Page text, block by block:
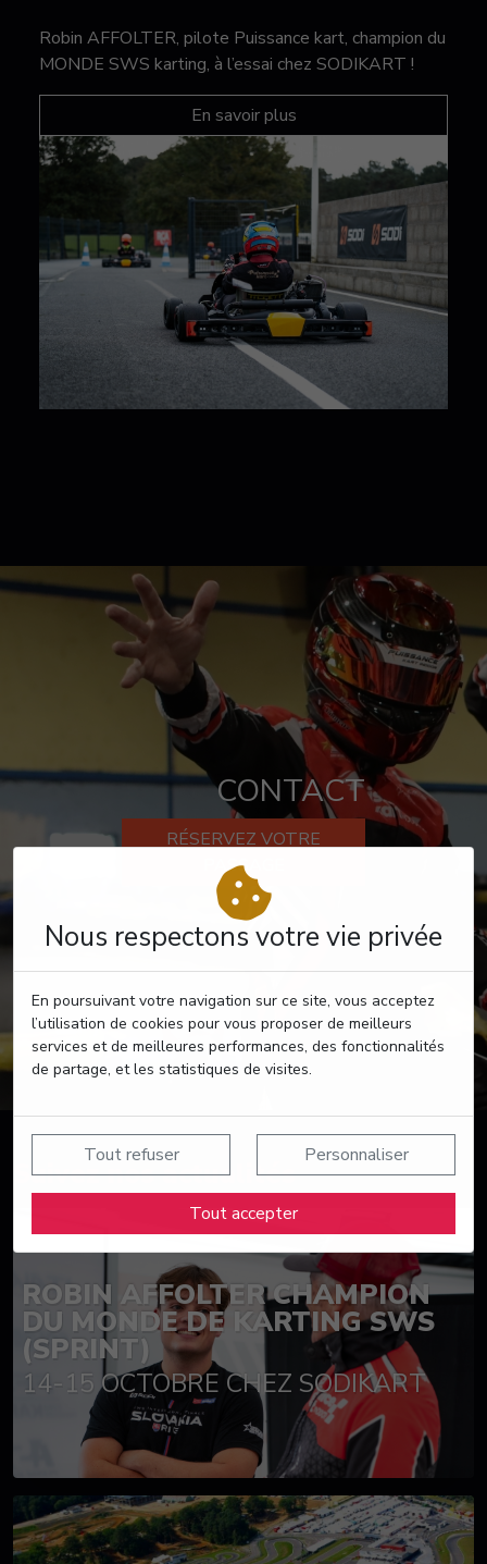
Nous respectons votre vie privée
En poursuivant votre navigation sur ce site, vous acceptez
l’utilisation de cookies pour vous proposer de meilleurs
services et de meilleures performances, des fonctionnalités
de partage, et les statistiques de visites.
Tout refuser Personnaliser
Tout accepter
Robin AFFOLTER, pilote Puissance kart, champion du
MONDE SWS karting, à l’essai chez SODIKART !
En savoir plus
CONTACT
RÉSERVEZ VOTRE
PASSAGE
Suivez nos actualités
ROBIN AFFOLTER CHAMPION
DU MONDE DE KARTING SWS
(SPRINT)
14-15 OCTOBRE CHEZ SODIKART